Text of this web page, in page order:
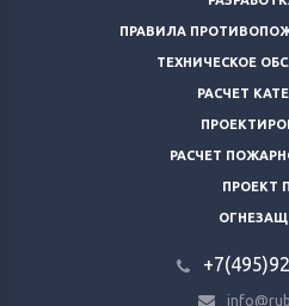
ПРАВИЛА
ТЕХНИЧЕСКОЕ
РАСЧЕТ
РАСЧЕТ
ПРОЕКТ